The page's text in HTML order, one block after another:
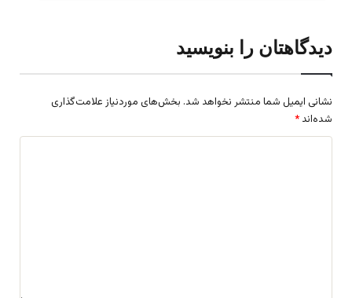
دیدگاهتان را بنویسید
نشانی ایمیل شما منتشر نخواهد شد. بخش‌های موردنیاز علامت‌گذاری
شده‌اند *